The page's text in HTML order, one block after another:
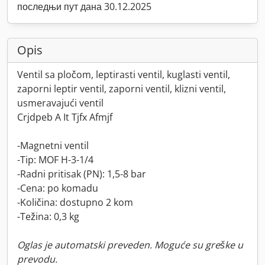
последњи пут дана 30.12.2025
Opis
Ventil sa pločom, leptirasti ventil, kuglasti ventil,
zaporni leptir ventil, zaporni ventil, klizni ventil,
usmeravajući ventil
Crjdpeb A It Tjfx Afmjf
-Magnetni ventil
-Tip: MOF H-3-1/4
-Radni pritisak (PN): 1,5-8 bar
-Cena: po komadu
-Količina: dostupno 2 kom
-Težina: 0,3 kg
Oglas je automatski preveden. Moguće su greške u
prevodu.